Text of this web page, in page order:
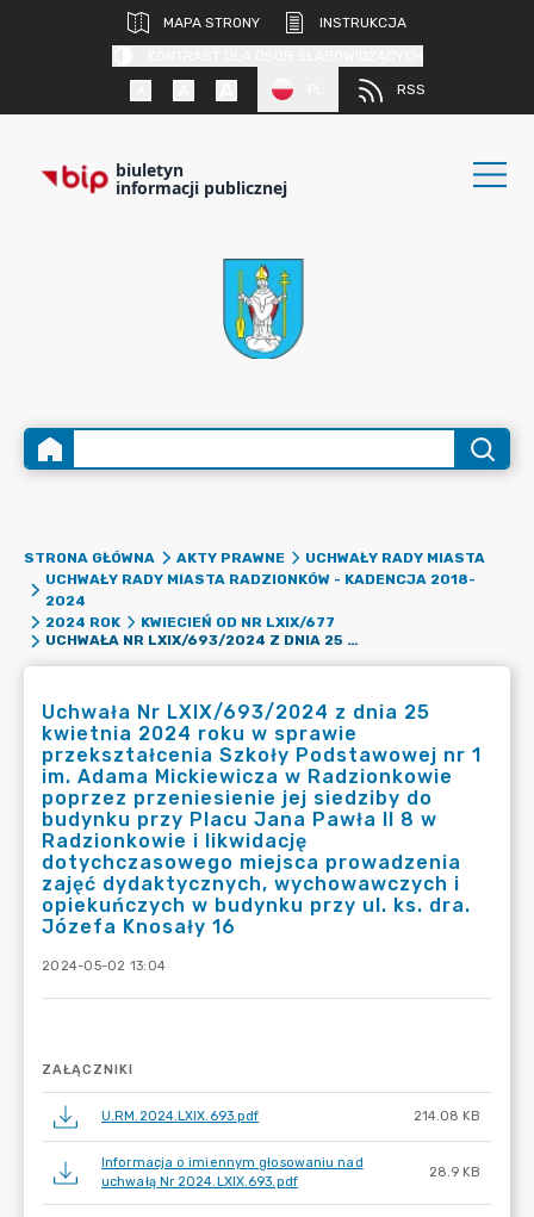
MAPA STRONY
INSTRUKCJA
RSS
biuletyn
informacji publicznej
STRONA GŁÓWNA AKTY PRAWNE
UCHWAŁY RADY MIASTA
UCHWAŁY RADY MIASTA RADZIONKÓW - KADENCJA 2018-
2024
2024 ROK
KWIECIEŃ OD NR LXIX/677
UCHWAŁA NR LXIX/693/2024 Z DNIA 25 KWIETNIA 2024 ROKU W SPRAWIE PRZEKSZTAŁCENIA SZKOŁY PODSTAWOWEJ NR 1 IM. ADAMA MICKIEWICZA W RADZIONKOWIE POPRZEZ PRZENIESIENIE JEJ SIEDZIBY DO BUDYNKU PRZY PLACU JANA PAWŁA II 8 W RADZIONKOWIE I LIKWIDACJĘ DOTYCHCZASOWEGO MIEJSCA PROWADZENIA ZAJĘĆ DYDAKTYCZNYCH, WYCHOWAWCZYCH I OPIEKUŃCZYCH W BUDYNKU PRZY UL. KS. DRA. JÓZEFA KNOSAŁY 16
Uchwała Nr LXIX/693/2024 z dnia 25
kwietnia 2024 roku w sprawie
przekształcenia Szkoły Podstawowej nr 1
im. Adama Mickiewicza w Radzionkowie
poprzez przeniesienie jej siedziby do
budynku przy Placu Jana Pawła II 8 w
Radzionkowie i likwidację
dotychczasowego miejsca prowadzenia
zajęć dydaktycznych, wychowawczych i
opiekuńczych w budynku przy ul. ks. dra.
Józefa Knosały 16
2024-05-02 13:04
ZAŁĄCZNIKI
U.RM.2024.LXIX.693.pdf 214.08 KB
Informacja o imiennym głosowaniu nad
uchwałą Nr 2024.LXIX.693.pdf
28.9 KB